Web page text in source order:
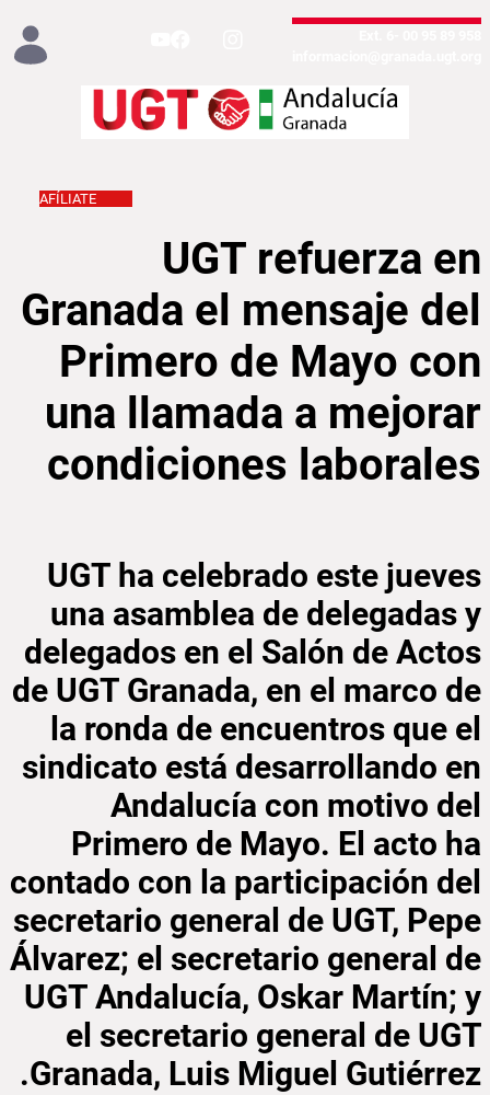
تخطي إلى المحتوى الرئيسي
condiciones laborales - Granada
UGT refuerza en
Granada el mensaje del
Primero de Mayo con
una llamada a mejorar
condiciones laborales
UGT ha celebrado este jueves
una asamblea de delegadas y
delegados en el Salón de Actos
de UGT Granada, en el marco de
la ronda de encuentros que el
sindicato está desarrollando en
Andalucía con motivo del
Primero de Mayo. El acto ha
contado con la participación del
secretario general de UGT, Pepe
Álvarez; el secretario general de
UGT Andalucía, Oskar Martín; y
el secretario general de UGT
Granada, Luis Miguel Gutiérrez.